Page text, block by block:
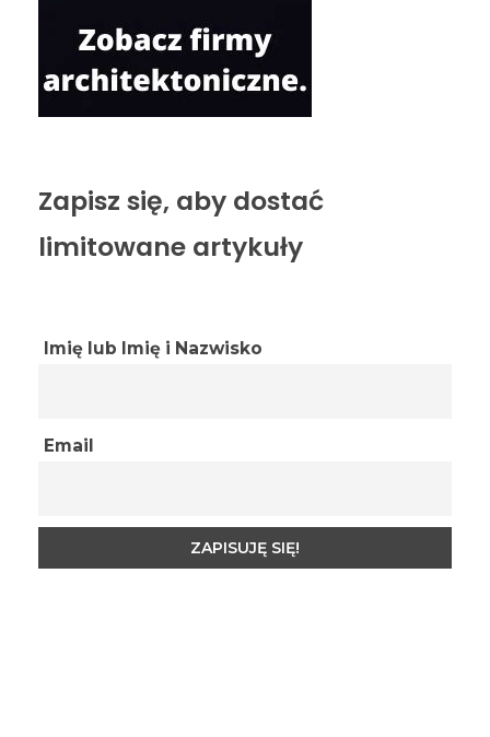
Zapisz się, aby dostać
limitowane artykuły
Imię lub Imię i Nazwisko
Email